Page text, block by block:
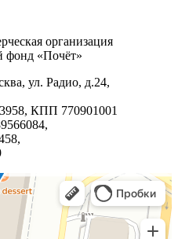
организация
фонд «Почёт»
ул. Радио, д.24,
КПП 770901001